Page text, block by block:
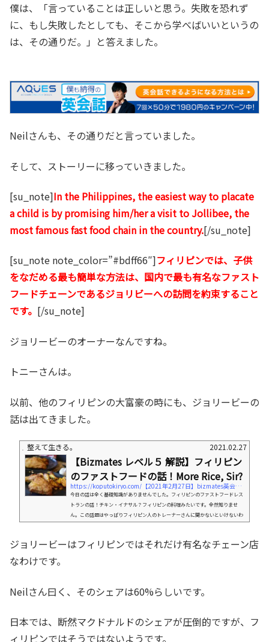
僕は、「言っていることは正しいと思う。失敗を恐れず
に、もし失敗したとしても、そこから学べばいいというの
は、その通りだ。」と答えました。
Neilさんも、その通りだと言っていました。
そして、ストーリーに移っていきました。
[su_note]In the Philippines, the easiest way to placate
a child is by promising him/her a visit to Jollibee, the
most famous fast food chain in the country.[/su_note]
[su_note note_color=”#bdff66″]フィリピンでは、子供
をなだめる最も簡単な方法は、国内で最も有名なファスト
フードチェーンであるジョリビーへの訪問を約束すること
です。 [/su_note]
ジョリービーのオーナーなんですね。
トニーさんは。
以前、他のフィリピンの大富豪の時にも、ジョリービーの
話は出てきました。
整えて生きる。 2021.02.27
【Bizmates レベル５ 解説】フィリピン
のファストフードの話！More Rice, Sir?
https://koputokiryo.com/【2021年2月27日】bizmates英会話、フィリピンのファストフ
今日の話は全く基礎知識がありませんでした。フィリピンのファストフードレス
トランの話！チキン・イナサル？フィリピンの料理みたいです。全然知りませ
ん。この話題はやっぱりフィリピン人のトレーナーさんに聞かないといけないわ
と思います。それでは、今日の格言のようなことばから始めます。Whatever ach
ジョリービーはフィリピンではそれだけ有名なチェーン店
なわけです。
Neilさん曰く、そのシェアは60%らしいです。
日本では、断然マクドナルドのシェアが圧倒的ですが、フ
ィリピンではそうではないようです。